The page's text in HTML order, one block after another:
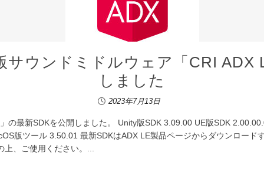
サウンドミドルウェア「CRI ADX
しました
2023年7月13日
の最新SDKを公開しました。 Unity版SDK 3.09.00 UE版SDK
版ツール 3.50.01 最新SDKはADX LE製品ページからダウンロード
、ご使用ください。...